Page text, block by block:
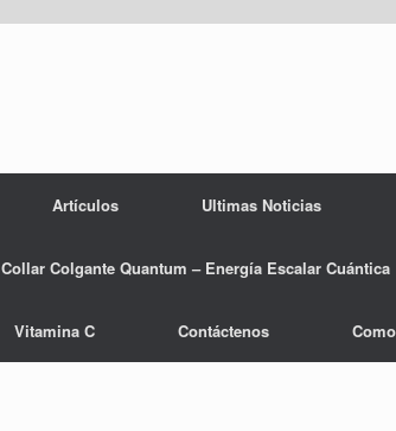
Artículos Ultimas Noticias
Collar Colgante Quantum – Energía Escalar Cuántica
Vitamina C Contáctenos